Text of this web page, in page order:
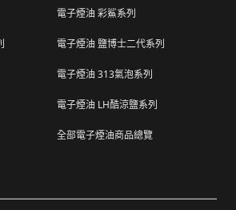
顧客如需訂購，請聯絡客服中心協助海外
貼紙張或書寫文字。
商品若符合促銷活動（ 如滿減、免運等
品屬於食品類，基於安全衛生考量，除
為造成的破壞、損毀或不完整的商品瑕
電子煙油 彩鯊系列
電子煙油 鹽博士二代系列
電子煙油 313氣泡系列
電子煙油 LH酷涼鹽系列
全部電子煙油商品總覽